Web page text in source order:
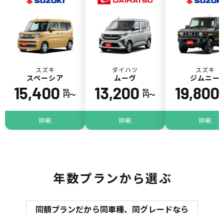
スズキ
スペーシア
15,400 税込
円〜
詳細
ダイハツ
ムーヴ
13,200 税込
円〜
詳細
スズキ
ジムニー
19,800
詳細
年数プランから選ぶ
同額プランだから同車種、同グレードなら